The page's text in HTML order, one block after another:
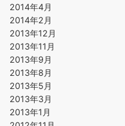
2014年4月
2014年2月
2013年12月
2013年11月
2013年9月
2013年8月
2013年5月
2013年3月
2013年1月